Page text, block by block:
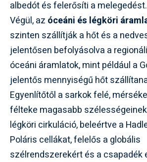
albedót és felerősíti a melegedést.
Végül, az óceáni és légköri
szinten szállítják a hőt és a
jelentősen befolyásolva a
óceáni áramlatok, mint például a
jelentős mennyiségű hőt
Egyenlítőtől a sarkok felé,
félteke magasabb
légköri cirkuláció, beleértve a
Poláris cellákat, felelős a globális
szélrendszerekért és a csapadék